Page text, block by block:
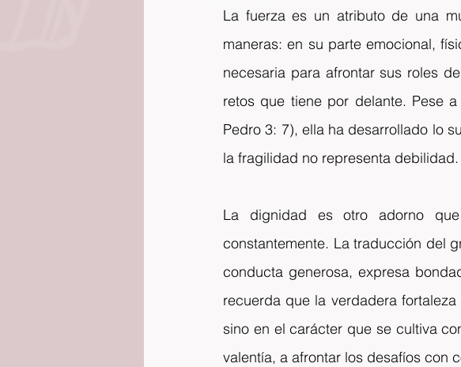
La fuerza es un atributo de una
maneras: en su parte emocional,
necesaria para afrontar sus roles
retos que tiene por delante. Pese
Pedro 3: 7), ella ha desarrollado lo
la fragilidad no representa debilidad.
La dignidad es otro adorno
constantemente. La traducción del
conducta generosa, expresa
recuerda que la verdadera
sino en el carácter que se cultiva
valentía, a afrontar los desafíos con